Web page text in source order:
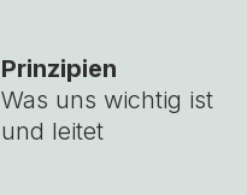
Prinzipien
Was uns wichtig ist
und leitet